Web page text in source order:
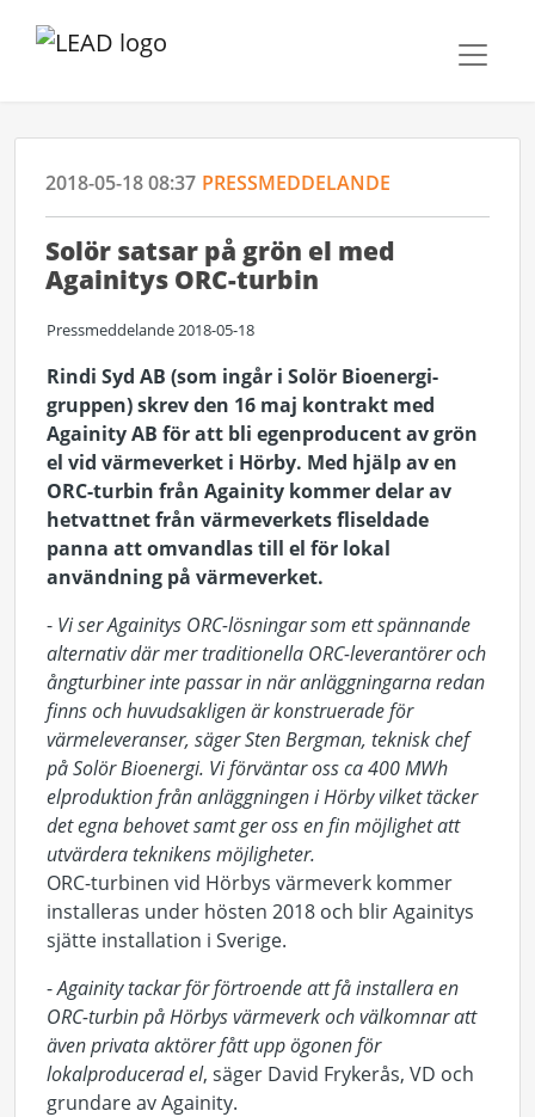
2018-05-18 08:37 PRESSMEDDELANDE
Solör satsar på grön el med
Againitys ORC-turbin
Pressmeddelande 2018-05-18
Rindi Syd AB (som ingår i Solör Bioenergi-
gruppen) skrev den 16 maj kontrakt med
Againity AB för att bli egenproducent av grön
el vid värmeverket i Hörby. Med hjälp av en
ORC-turbin från Againity kommer delar av
hetvattnet från värmeverkets fliseldade
panna att omvandlas till el för lokal
användning på värmeverket.
- Vi ser Againitys ORC-lösningar som ett spännande
alternativ där mer traditionella ORC-leverantörer och
ångturbiner inte passar in när anläggningarna redan
finns och huvudsakligen är konstruerade för
värmeleveranser, säger Sten Bergman, teknisk chef
på Solör Bioenergi. Vi förväntar oss ca 400 MWh
elproduktion från anläggningen i Hörby vilket täcker
det egna behovet samt ger oss en fin möjlighet att
utvärdera teknikens möjligheter.
ORC-turbinen vid Hörbys värmeverk kommer
installeras under hösten 2018 och blir Againitys
sjätte installation i Sverige.
-Againity tackar för förtroende att få installera en
ORC-turbin på Hörbys värmeverk och välkomnar att
även privata aktörer fått upp ögonen för
lokalproducerad el, säger David Frykerås, VD och
grundare av Againity.